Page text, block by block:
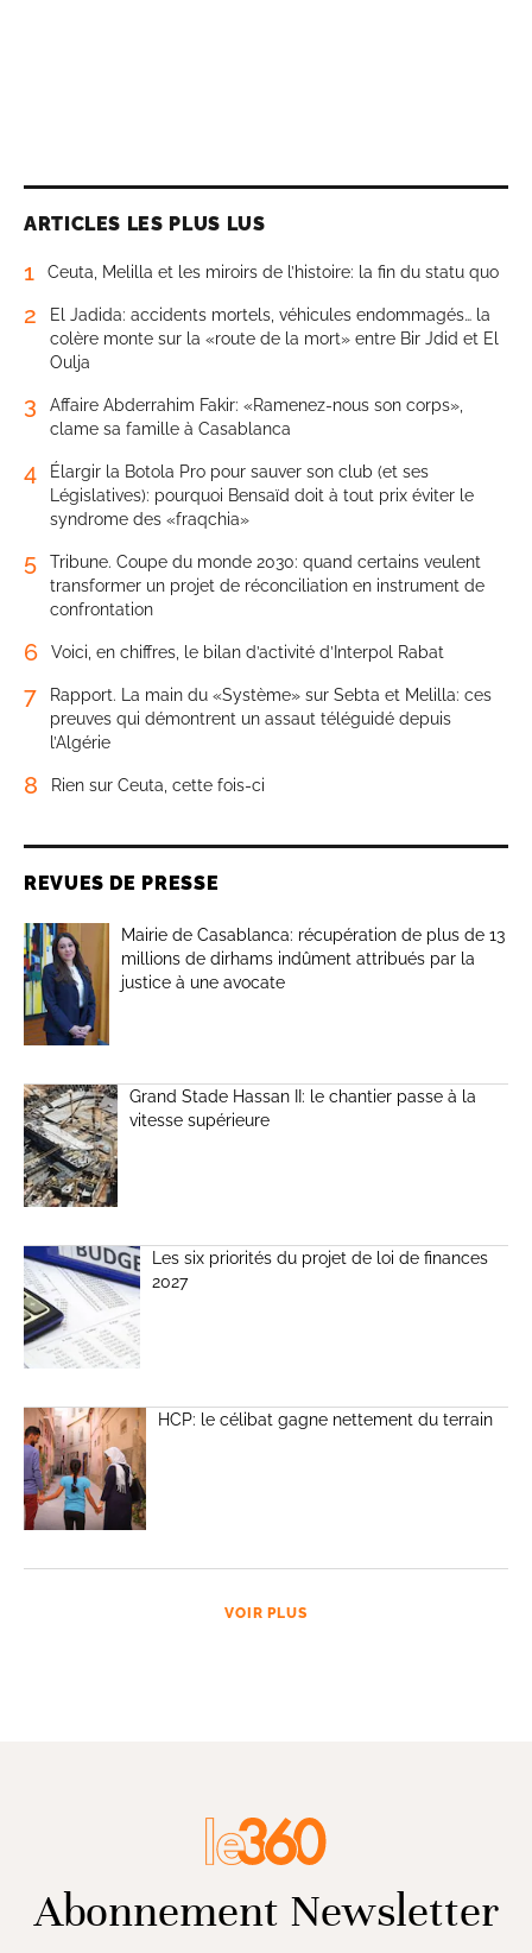
ARTICLES LES PLUS LUS
1 Ceuta, Melilla et les miroirs de l’histoire: la fin du statu quo
2
El Jadida: accidents mortels, véhicules endommagés… la
colère monte sur la «route de la mort» entre Bir Jdid et El
Oulja
3
Affaire Abderrahim Fakir: «Ramenez-nous son corps»,
clame sa famille à Casablanca
4
Élargir la Botola Pro pour sauver son club (et ses
Législatives): pourquoi Bensaïd doit à tout prix éviter le
syndrome des «fraqchia»
5
Tribune. Coupe du monde 2030: quand certains veulent
transformer un projet de réconciliation en instrument de
confrontation
6 Voici, en chiffres, le bilan d’activité d’Interpol Rabat
7
Rapport. La main du «Système» sur Sebta et Melilla: ces
preuves qui démontrent un assaut téléguidé depuis
l’Algérie
8 Rien sur Ceuta, cette fois-ci
REVUES DE PRESSE
Mairie de Casablanca: récupération de plus de 13
millions de dirhams indûment attribués par la
justice à une avocate
Grand Stade Hassan II: le chantier passe à la
vitesse supérieure
Les six priorités du projet de loi de finances
2027
HCP: le célibat gagne nettement du terrain
VOIR PLUS
Abonnement Newsletter